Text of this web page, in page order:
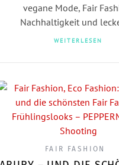
vegane Mode, Fair
Nachhaltigkeit und
WEITERLESEN
FAIR FASHION